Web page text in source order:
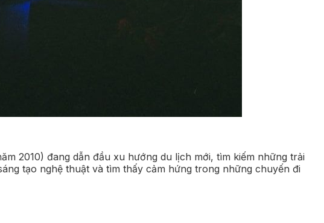
2010) đang dẫn đầu xu hướng du lịch mới, tìm kiếm những trải
tạo nghệ thuật và tìm thấy cảm hứng trong những chuyến đi